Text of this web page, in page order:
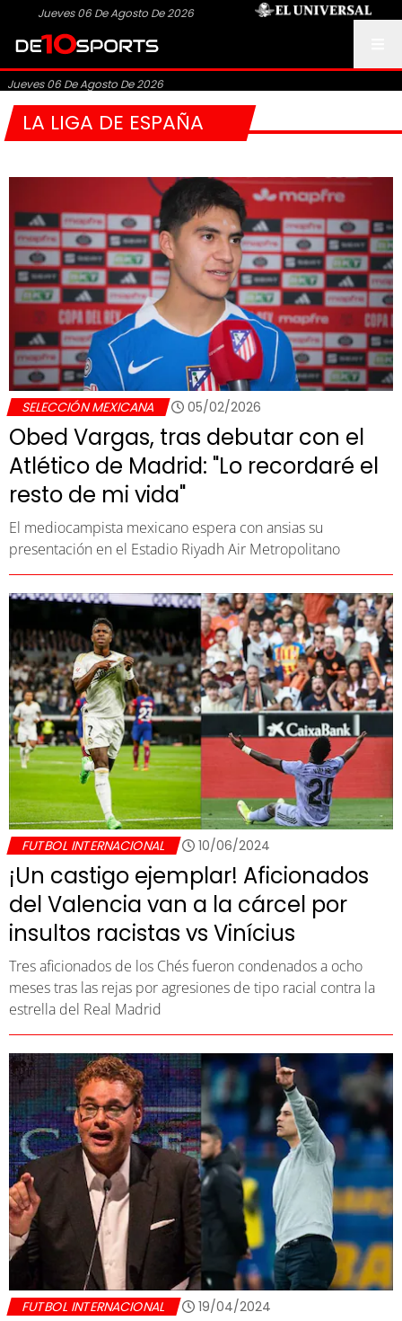
Jueves 06 De Agosto De 2026
Jueves 06 De Agosto De 2026
LA LIGA DE ESPAÑA
SELECCIÓN MEXICANA 05/02/2026
Obed Vargas, tras debutar con el
Atlético de Madrid: "Lo recordaré el
resto de mi vida"
El mediocampista mexicano espera con ansias su
presentación en el Estadio Riyadh Air Metropolitano
FUTBOL INTERNACIONAL 10/06/2024
¡Un castigo ejemplar! Aficionados
del Valencia van a la cárcel por
insultos racistas vs Vinícius
Tres aficionados de los Chés fueron condenados a ocho
meses tras las rejas por agresiones de tipo racial contra la
estrella del Real Madrid
FUTBOL INTERNACIONAL 19/04/2024